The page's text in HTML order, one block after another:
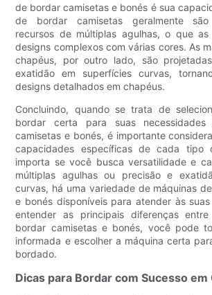
de bordar camisetas e bonés é sua
de bordar camisetas geralmente
recursos de múltiplas agulhas, o que
designs complexos com várias cores. As
chapéus, por outro lado, são
exatidão em superfícies curvas,
designs detalhados em chapéus.
Concluindo, quando se trata de
bordar certa para suas
camisetas e bonés, é importante
capacidades específicas de cada tipo
importa se você busca versatilidade e
múltiplas agulhas ou precisão e
curvas, há uma variedade de máquinas
e bonés disponíveis para atender às
entender as principais diferenças
bordar camisetas e bonés, você pode
informada e escolher a máquina certa
bordado.
Dicas para Bordar com Sucesso em